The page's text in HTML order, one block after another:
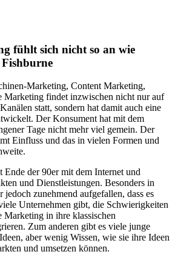
fühlt sich nicht so an wie
Marketing, Content Marketing,
Marketing findet inzwischen nicht nur auf
statt, sondern hat damit auch eine
Der Konsument hat mit dem
Tage nicht mehr viel gemein. Der
Einfluss und das in vielen Formen und
Ende der 90er mit dem Internet und
und Dienstleistungen. Besonders in
jedoch zunehmend aufgefallen, dass es
Unternehmen gibt, die Schwierigkeiten
Marketing in ihre klassischen
Zum anderen gibt es viele junge
aber wenig Wissen, wie sie ihre Ideen
und umsetzen können.